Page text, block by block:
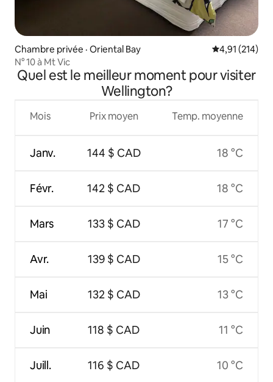
Chambre privée · Oriental Bay Note
4,91 (214)
N° 10 à Mt Vic
Quel est le meilleur moment pour visiter
Wellington?
Mois
Janv.
Févr.
Mars
Avr.
Mai
Juin
Juill.
Prix moyen
144 $ CAD
142 $ CAD
133 $ CAD
139 $ CAD
132 $ CAD
118 $ CAD
116 $ CAD
Temp. moyenne
18 °C
18 °C
17 °C
15 °C
13 °C
11 °C
10 °C